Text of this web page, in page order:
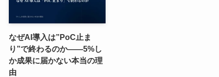
なぜAI導入は”PoC止ま
り”で終わるのか——5%し
か成果に届かない本当の理
由